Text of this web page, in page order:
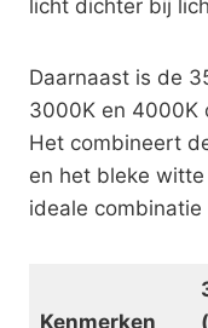
licht dichter bij
Daarnaast is de
3000K en 4000K
Het combineert
en het bleke
ideale
Kenmerken